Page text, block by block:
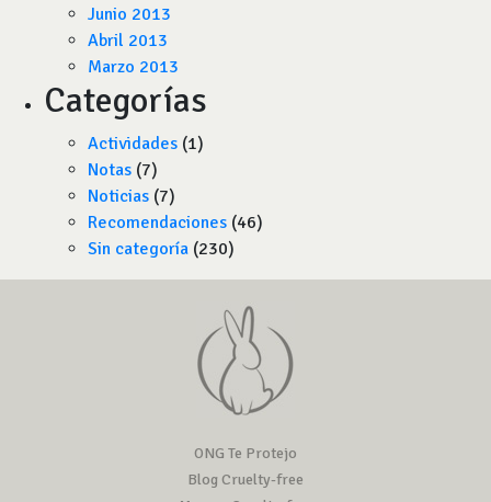
Junio 2013
Abril 2013
Marzo 2013
Categorías
Actividades (1)
Notas (7)
Noticias (7)
Recomendaciones (46)
Sin categoría (230)
ONG Te Protejo
Blog Cruelty-free